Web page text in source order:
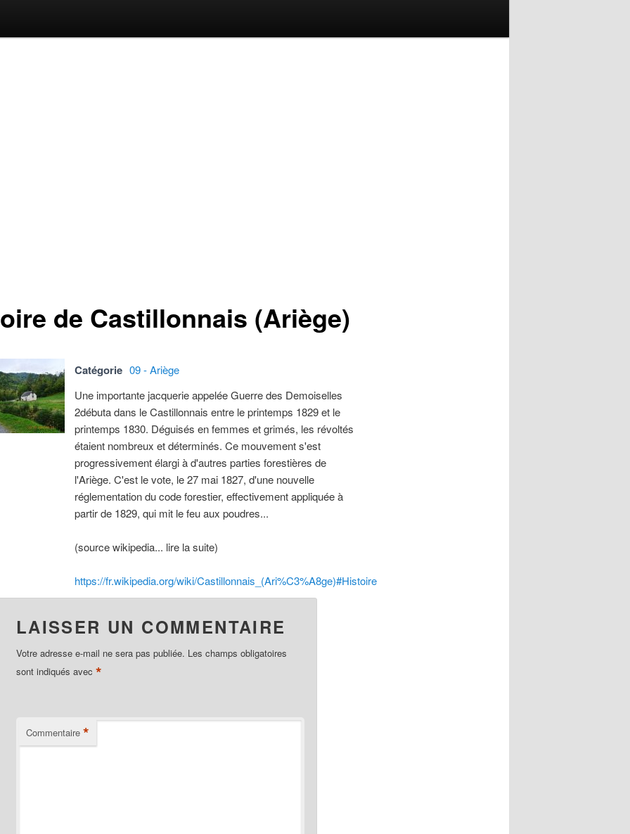
de Castillonnais (Ariège)
Catégorie 09 - Ariège
Une importante jacquerie appelée Guerre des Demoiselles
2débuta dans le Castillonnais entre le printemps 1829 et le
printemps 1830. Déguisés en femmes et grimés, les révoltés
étaient nombreux et déterminés. Ce mouvement s'est
progressivement élargi à d'autres parties forestières de
l'Ariège. C'est le vote, le 27 mai 1827, d'une nouvelle
réglementation du code forestier, effectivement appliquée à
partir de 1829, qui mit le feu aux poudres...
(source wikipedia... lire la suite)
https://fr.wikipedia.org/wiki/Castillonnais_(Ari%C3%A8ge)#Histoire
LAISSER UN COMMENTAIRE
Votre adresse e-mail ne sera pas publiée. Les champs obligatoires
sont indiqués avec *
Commentaire *